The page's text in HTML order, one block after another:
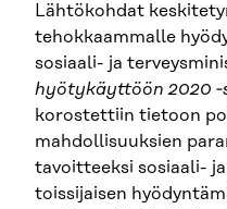
Lähtökohdat
tehokkaammalle
sosiaali- ja
hyötykäyttöön 2020
korostettiin tietoon
mahdollisuuksien
tavoitteeksi sosiaali-
toissijaisen